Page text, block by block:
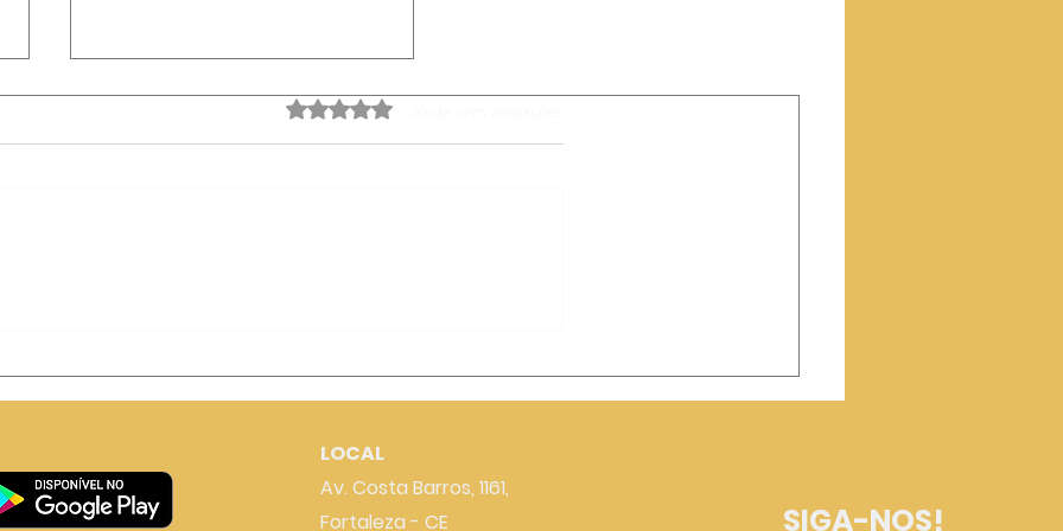
Avaliado com 0 de 5 estrelas.
LOCAL
Av. Costa Barros, 1161,
Fortaleza - CE
SIGA-NOS!